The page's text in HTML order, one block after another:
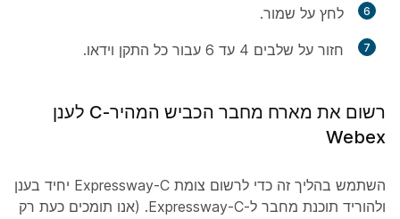
6 לחץ על שמור.
7 חזור על שלבים 4 עד 6 עבור כל התקן וידאו.
רשום את מארח מחבר הכביש המהיר-C לענן
Webex
השתמש בהליך זה כדי לרשום צומת Expressway-C יחיד בענן
ולהוריד תוכנת מחבר ל-Expressway-C. (אנו תומכים כעת רק